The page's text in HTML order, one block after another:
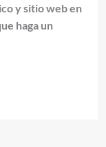
y sitio web en
haga un